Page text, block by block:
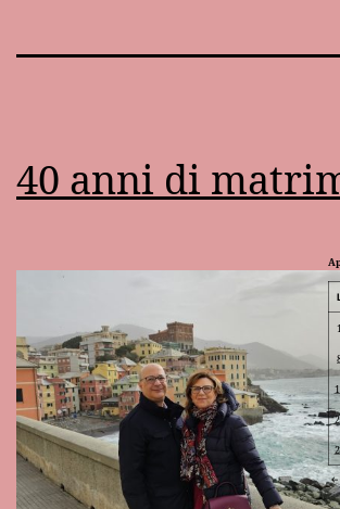
40 anni di
L
1